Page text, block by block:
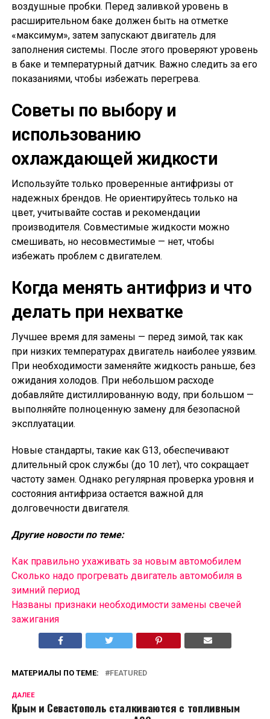
воздушные пробки. Перед заливкой уровень в
расширительном баке должен быть на отметке
«максимум», затем запускают двигатель для
заполнения системы. После этого проверяют уровень
в баке и температурный датчик. Важно следить за его
показаниями, чтобы избежать перегрева.
Советы по выбору и
использованию
охлаждающей жидкости
Используйте только проверенные антифризы от
надежных брендов. Не ориентируйтесь только на
цвет, учитывайте состав и рекомендации
производителя. Совместимые жидкости можно
смешивать, но несовместимые — нет, чтобы
избежать проблем с двигателем.
Когда менять антифриз и что
делать при нехватке
Лучшее время для замены — перед зимой, так как
при низких температурах двигатель наиболее уязвим.
При необходимости заменяйте жидкость раньше, без
ожидания холодов. При небольшом расходе
добавляйте дистиллированную воду, при большом —
выполняйте полноценную замену для безопасной
эксплуатации.
Новые стандарты, такие как G13, обеспечивают
длительный срок службы (до 10 лет), что сокращает
частоту замен. Однако регулярная проверка уровня и
состояния антифриза остается важной для
долговечности двигателя.
Другие новости по теме:
Как правильно ухаживать за новым автомобилем
Сколько надо прогревать двигатель автомобиля в
зимний период
Названы признаки необходимости замены свечей
зажигания
МАТЕРИАЛЫ ПО ТЕМЕ: FEATURED
ДАЛЕЕ
Крым и Севастополь сталкиваются с топливным